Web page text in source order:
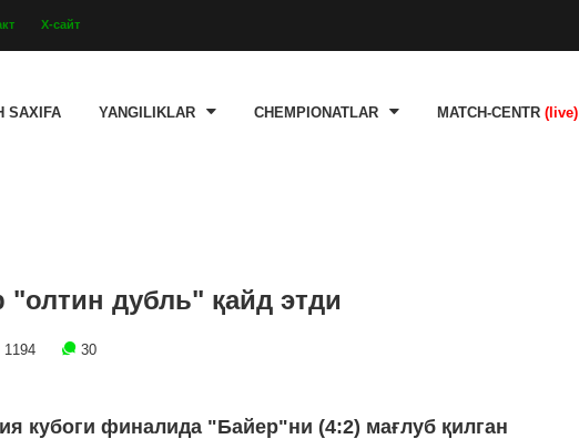
Х-сайт
SAXIFA YANGILIKLAR CHEMPIONATLAR MATCH-CENTR (live)
дубль" қайд этди
1194 30
кубоги финалида "Байер"ни (4:2) мағлуб қилган